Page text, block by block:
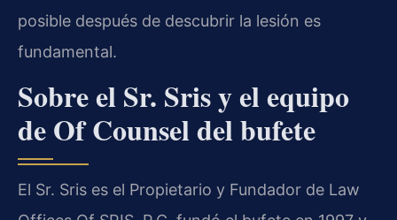
posible después de descubrir la lesión es
fundamental.
Sobre el Sr. Sris y el equipo
de Of Counsel del bufete
El Sr. Sris es el Propietario y Fundador de Law